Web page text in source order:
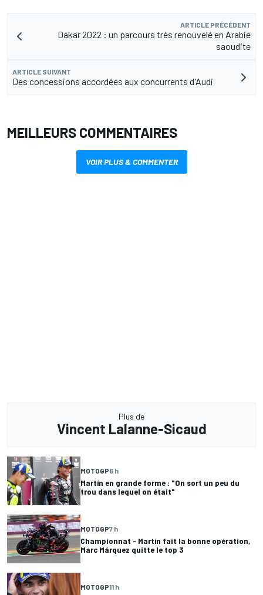
ARTICLE PRÉCÉDENT
Dakar 2022 : un parcours très renouvelé en Arabie
saoudite
ARTICLE SUIVANT
Des concessions accordées aux concurrents d'Audi
MEILLEURS COMMENTAIRES
VOIR PLUS & COMMENTER
Plus de
Vincent Lalanne-Sicaud
MOTOGP6 h
Martín en grande forme : "On sort un peu du
trou dans lequel on était"
MOTOGP7 h
Championnat - Martín fait la bonne opération,
Marc Márquez quitte le top 3
MOTOGP11 h